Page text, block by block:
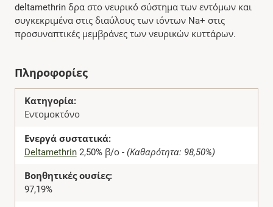
deltamethrin δρα στο νευρικό σύστημα των εντόμων και
συγκεκριμένα στις διαύλους των ιόντων Na+ στις
προσυναπτικές μεμβράνες των νευρικών κυττάρων.
Πληροφορίες
Κατηγορία:
Εντομοκτόνο
Ενεργά συστατικά:
Deltamethrin2,50% β/ο - (Καθαρότητα: 98,50%)
Βοηθητικές ουσίες:
97,19%